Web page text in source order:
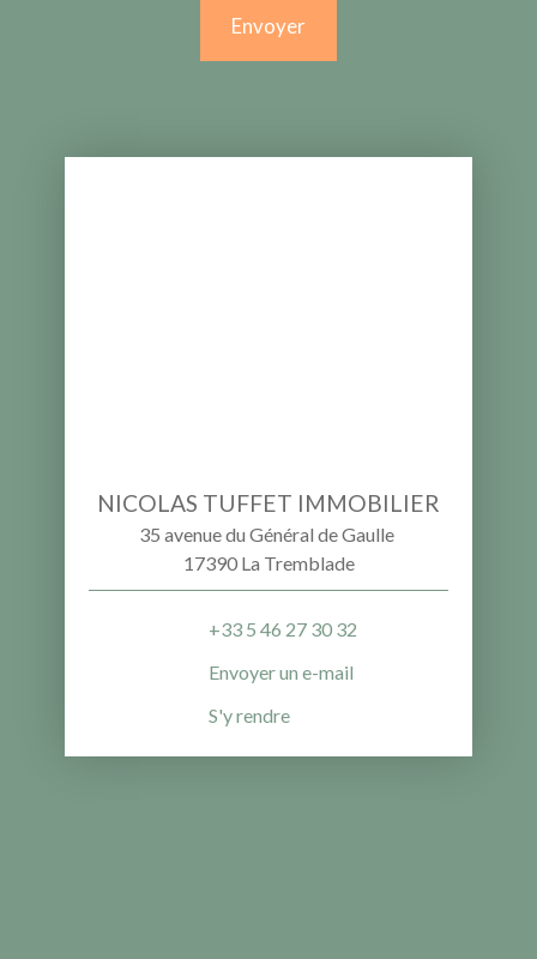
Envoyer
NICOLAS TUFFET IMMOBILIER
35 avenue du Général de Gaulle
17390 La Tremblade
+33 5 46 27 30 32
Envoyer un e-mail
S'y rendre